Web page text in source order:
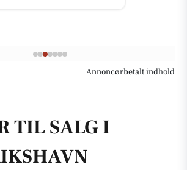
Annoncørbetalt indhold
TIL SALG I